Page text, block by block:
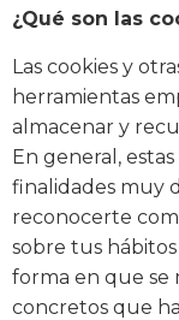
¿Qué son las
Las cookies y
herramientas
almacenar y
En general,
finalidades muy
reconocerte
sobre tus
forma en que se
concretos que